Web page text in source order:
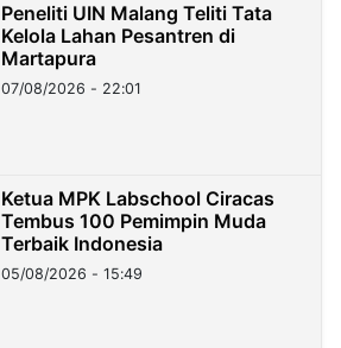
Peneliti UIN Malang Teliti Tata
Kelola Lahan Pesantren di
Martapura
07/08/2026 - 22:01
Ketua MPK Labschool Ciracas
Tembus 100 Pemimpin Muda
Terbaik Indonesia
05/08/2026 - 15:49